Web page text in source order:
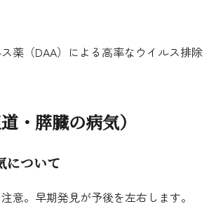
薬（DAA）による高率なウイルス排除
道・膵臓の病気）
について
意。早期発見が予後を左右します。